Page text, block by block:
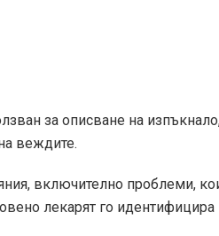
за описване на
веждите.
включително проблеми,
лекарят го идентифицира